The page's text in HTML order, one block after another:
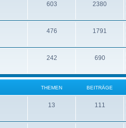
603 2380
476 1791
242 690
THEMEN BEITRÄGE
13 111